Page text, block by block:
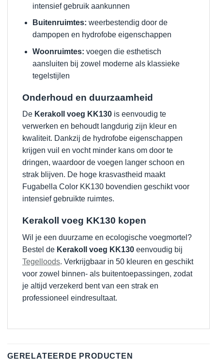
intensief gebruik aankunnen
Buitenruimtes: weerbestendig door de
dampopen en hydrofobe eigenschappen
Woonruimtes: voegen die esthetisch
aansluiten bij zowel moderne als klassieke
tegelstijlen
Onderhoud en duurzaamheid
De Kerakoll voeg KK130 is eenvoudig te
verwerken en behoudt langdurig zijn kleur en
kwaliteit. Dankzij de hydrofobe eigenschappen
krijgen vuil en vocht minder kans om door te
dringen, waardoor de voegen langer schoon en
strak blijven. De hoge krasvastheid maakt
Fugabella Color KK130 bovendien geschikt voor
intensief gebruikte ruimtes.
Kerakoll voeg KK130 kopen
Wil je een duurzame en ecologische voegmortel?
Bestel de Kerakoll voeg KK130 eenvoudig bij
Tegelloods. Verkrijgbaar in 50 kleuren en geschikt
voor zowel binnen- als buitentoepassingen, zodat
je altijd verzekerd bent van een strak en
professioneel eindresultaat.
GERELATEERDE PRODUCTEN